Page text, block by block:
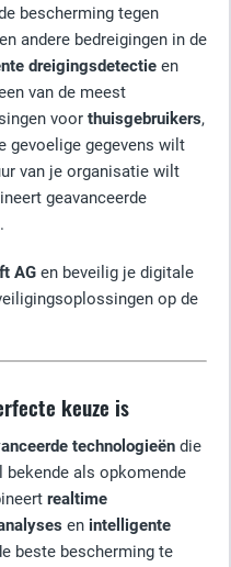
bescherming tegen
en andere bedreigingen in de
dreigingsdetectie en
van de meest
voor thuisgebruikers,
gevoelige gegevens wilt
van je organisatie wilt
geavanceerde
AG en beveilig je digitale
op de
keuze is
technologieën die
bekende als opkomende
realtime
en intelligente
beste bescherming te